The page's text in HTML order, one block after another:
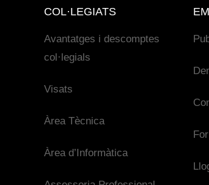
COL·LEGIATS
Avantatges i descomptes
col·legials
Visats
Àrea Tècnica
Àrea d’Informàtica